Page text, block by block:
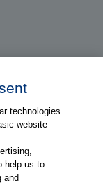
technologies
website
help us to
and